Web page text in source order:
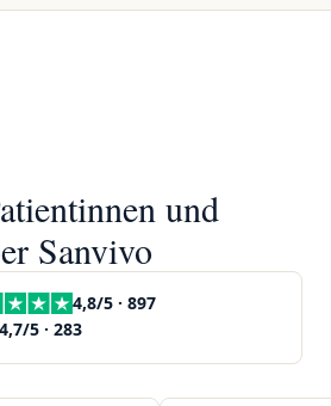
und
Sanvivo
4,8/5 · 897
4,7/5 · 283